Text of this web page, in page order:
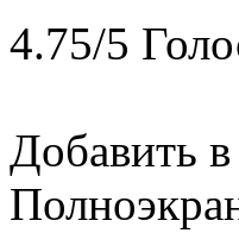
4.75/5
Добавить